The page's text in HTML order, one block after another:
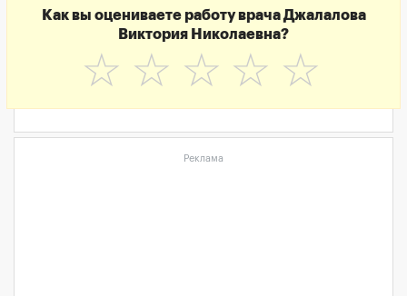
Как вы оцениваете работу врача Джалалова
Виктория Николаевна?
☆
☆
☆
☆
☆
Реклама